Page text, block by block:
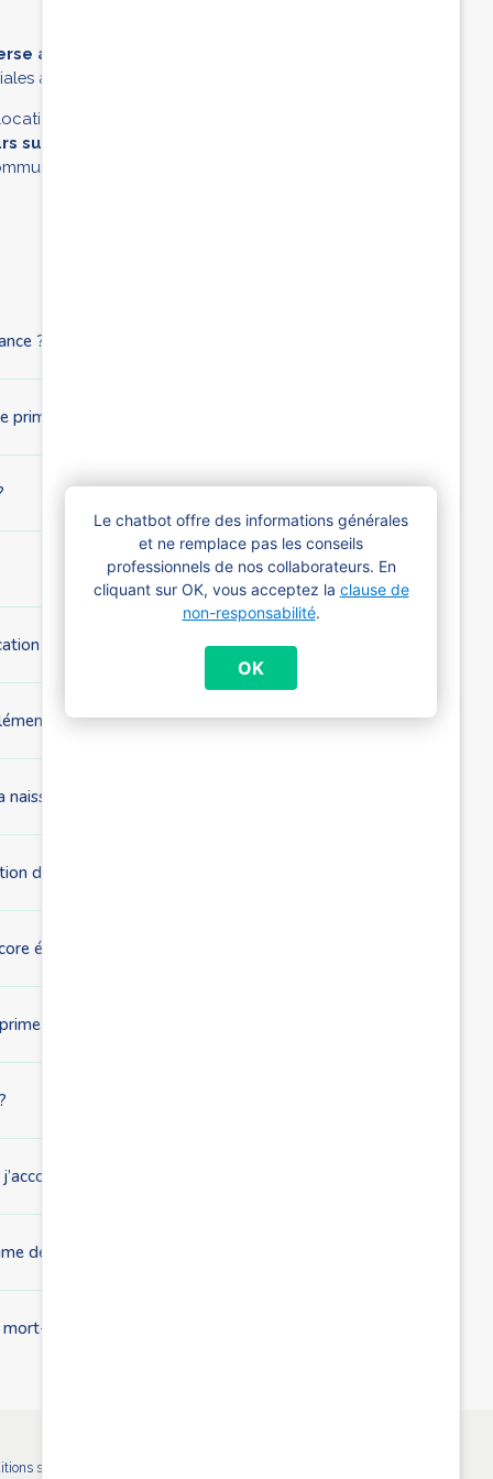
Le chatbot offre des informations générales
et ne remplace pas les conseils
professionnels de nos collaborateurs. En
cliquant sur OK, vous acceptez la clause de
non-responsabilité.
OK
automatiquement les allocations familiales
à partir du mois suivant la naissance de votre enfant.
familiales le plus rapidement possible, vous
suivant la naissance au registre de l’état civil
il est également possible d’enregistrer la
?
de naissance ?
de naissance ?
si j’attends des jumeaux ?
de mon enfant ?
de naissance si je reçois déjà des allocations familiales ?
étudiant ?
d’adoption ?
à l’étranger ?
de naissance ?
né ?
sont déterminés par ordonnance et sont identiques pour tous les